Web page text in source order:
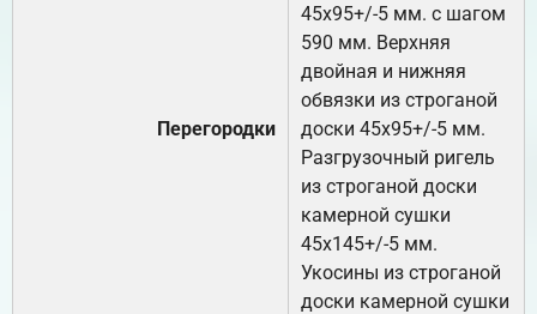
Перегородки
45х95+/-5 мм. с шагом
590 мм. Верхняя
двойная и нижняя
обвязки из строганой
доски 45х95+/-5 мм.
Разгрузочный ригель
из строганой доски
камерной сушки
45х145+/-5 мм.
Укосины из строганой
доски камерной сушки